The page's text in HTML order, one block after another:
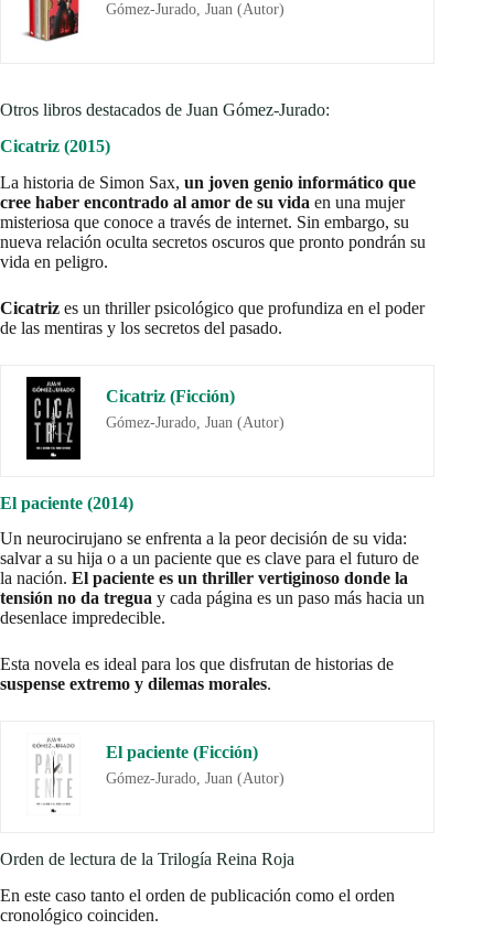
Gómez-Jurado, Juan (Autor)
Otros libros destacados de Juan Gómez-Jurado:
Cicatriz (2015)
La historia de Simon Sax, un joven genio informático que
cree haber encontrado al amor de su vida en una mujer
misteriosa que conoce a través de internet. Sin embargo, su
nueva relación oculta secretos oscuros que pronto pondrán su
vida en peligro.
Cicatriz es un thriller psicológico que profundiza en el poder
de las mentiras y los secretos del pasado.
Cicatriz (Ficción)
Gómez-Jurado, Juan (Autor)
El paciente (2014)
Un neurocirujano se enfrenta a la peor decisión de su vida:
salvar a su hija o a un paciente que es clave para el futuro de
la nación. El paciente es un thriller vertiginoso donde la
tensión no da tregua y cada página es un paso más hacia un
desenlace impredecible.
Esta novela es ideal para los que disfrutan de historias de
suspense extremo y dilemas morales.
El paciente (Ficción)
Gómez-Jurado, Juan (Autor)
Orden de lectura de la Trilogía Reina Roja
En este caso tanto el orden de publicación como el orden
cronológico coinciden.